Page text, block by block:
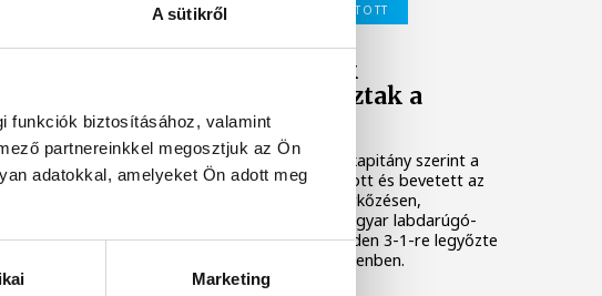
A sütikről
funkciók biztosításához, valamint
partnereinkkel megosztjuk az Ön
adatokkal, amelyeket Ön adott meg
Marketing
MAGYAR LABDARÚGÓ-VÁLOGATOTT
Rossi: a fiatalok
frissességet hoztak a
válogatottba
Marco Rossi szövetségi kapitány szerint a
sok újonc, akiket meghívott és bevetett az
idei négy felkészülési mérkőzésen,
frissességet hozott a magyar labdarúgó-
válogatottba, amely kedden 3-1-re legyőzte
a kazah csapatot Debrecenben.